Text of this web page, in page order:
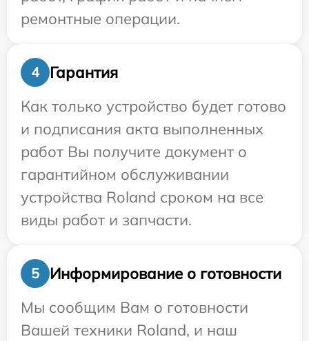
ремонтные операции.
4
Гарантия
Как только устройство будет готово
и подписания акта выполненных
работ Вы получите документ о
гарантийном обслуживании
устройства Roland сроком на все
виды работ и запчасти.
5
Информирование о готовности
Мы сообщим Вам о готовности
Вашей техники Roland, и наш